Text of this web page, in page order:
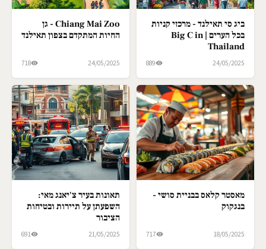
ביג סי תאילנד - מרכזי קניות
בכל הערים | Big C in
Thailand
24/05/2025
889
Chiang Mai Zoo - גן
החיות המתקדם בצפון תאילנד
24/05/2025
718
מאסטר קלאס בבניית סושי -
בנגקוק
18/05/2025
717
תאונות בעיר צ'יאנג מאי:
השפעתן על תיירות ובטיחות
הציבור
21/05/2025
691